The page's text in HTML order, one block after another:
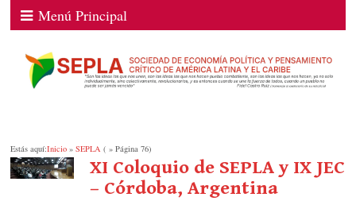
Menú Principal
Estás aquí:Inicio »SEPLA ( » Página 76)
XI Coloquio de SEPLA y IX JEC
– Córdoba, Argentina